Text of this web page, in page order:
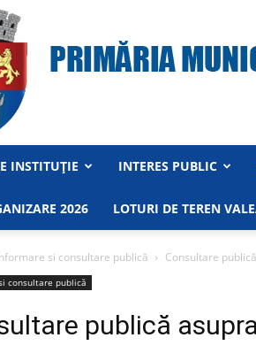
INSTITUȚIE INTERES PUBLIC
2026 LOTURI DE TEREN
si consultare publică Consultare
consultare publică
publică